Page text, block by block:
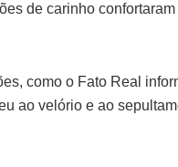
de carinho
como o Fato Real
ao velório e ao